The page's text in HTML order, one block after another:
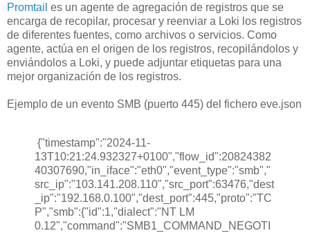
Promtail es un agente de agregación de registros que se
encarga de recopilar, procesar y reenviar a Loki los registros
de diferentes fuentes, como archivos o servicios. Como
agente, actúa en el origen de los registros, recopilándolos y
enviándolos a Loki, y puede adjuntar etiquetas para una
mejor organización de los registros.
Ejemplo de un evento SMB (puerto 445) del fichero eve.json
{"timestamp":"2024-11-
13T10:21:24.932327+0100","flow_id":20824382
40307690,"in_iface":"eth0","event_type":"smb","
src_ip":"103.141.208.110","src_port":63476,"dest
_ip":"192.168.0.100","dest_port":445,"proto":"TC
P","smb":{"id":1,"dialect":"NT LM
0.12","command":"SMB1_COMMAND_NEGOTI